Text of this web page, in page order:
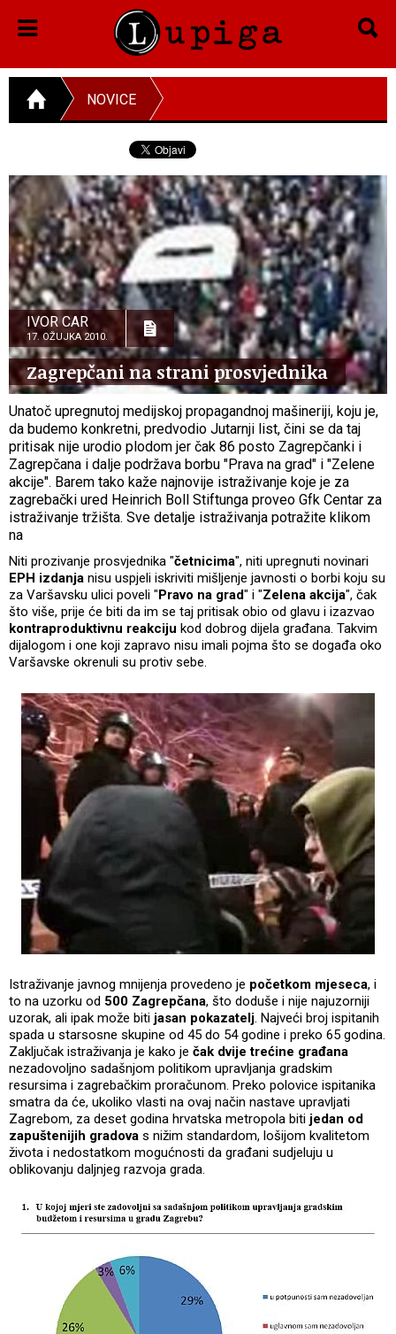
NOVICE
IVOR CAR
17. OŽUJKA 2010.
Zagrepčani na strani prosvjednika
Unatoč upregnutoj medijskoj propagandnoj mašineriji, koju je,
da budemo konkretni, predvodio Jutarnji list, čini se da taj
pritisak nije urodio plodom jer čak 86 posto Zagrepčanki i
Zagrepčana i dalje podržava borbu "Prava na grad" i "Zelene
akcije". Barem tako kaže najnovije istraživanje koje je za
zagrebački ured Heinrich Boll Stiftunga proveo Gfk Centar za
istraživanje tržišta. Sve detalje istraživanja potražite klikom
na
Niti prozivanje prosvjednika "četnicima", niti upregnuti novinari
EPH izdanja nisu uspjeli iskriviti mišljenje javnosti o borbi koju su
za Varšavsku ulici poveli "Pravo na grad" i "Zelena akcija", čak
što više, prije će biti da im se taj pritisak obio od glavu i izazvao
kontraproduktivnu reakciju kod dobrog dijela građana. Takvim
dijalogom i one koji zapravo nisu imali pojma što se događa oko
Varšavske okrenuli su protiv sebe.
Istraživanje javnog mnijenja provedeno je početkom mjeseca, i
to na uzorku od 500 Zagrepčana, što doduše i nije najuzorniji
uzorak, ali ipak može biti jasan pokazatelj. Najveći broj ispitanih
spada u starsosne skupine od 45 do 54 godine i preko 65 godina.
Zaključak istraživanja je kako je čak dvije trećine građana
nezadovoljno sadašnjom politikom upravljanja gradskim
resursima i zagrebačkim proračunom. Preko polovice ispitanika
smatra da će, ukoliko vlasti na ovaj način nastave upravljati
Zagrebom, za deset godina hrvatska metropola biti jedan od
zapuštenijih gradova s nižim standardom, lošijom kvalitetom
života i nedostatkom mogućnosti da građani sudjeluju u
oblikovanju daljnjeg razvoja grada.